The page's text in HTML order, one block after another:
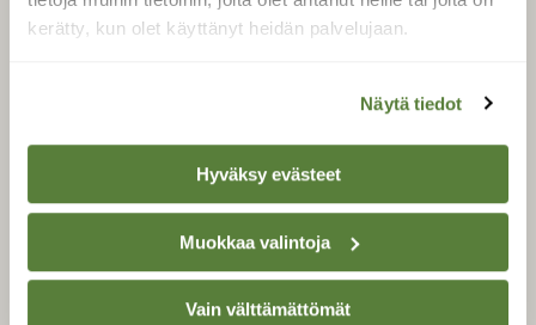
kerätty, kun olet käyttänyt heidän palvelujaan.
Näytä tiedot
Hyväksy evästeet
Muokkaa valintoja
Vain välttämättömät
Suomen Luonto -lehden
luonnonsuojelu­liitto.